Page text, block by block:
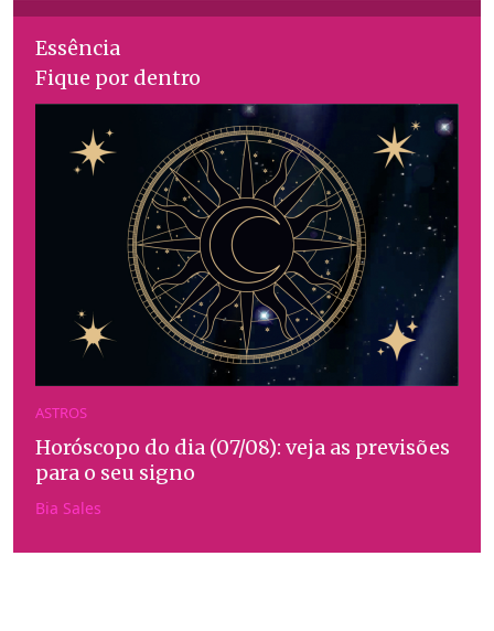
Essência
Fique por dentro
ASTROS
Horóscopo do dia (07/08): veja as previsões
para o seu signo
Bia Sales